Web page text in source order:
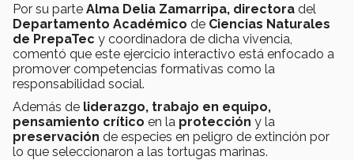
Por su parte Alma Delia Zamarripa, directora del
Departamento Académico de Ciencias Naturales
de PrepaTec y coordinadora de dicha vivencia,
comentó que este ejercicio interactivo está enfocado a
promover competencias formativas como la
responsabilidad social.
Además de liderazgo, trabajo en equipo,
pensamiento crítico en la protección y la
preservación de especies en peligro de extinción por
lo que seleccionaron a las tortugas marinas.